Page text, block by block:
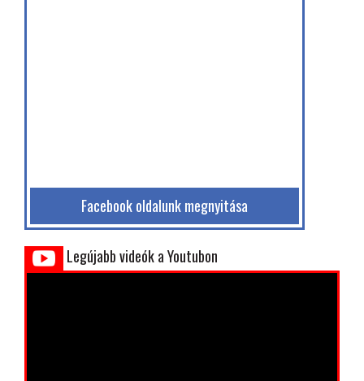
Facebook oldalunk megnyitása
Legújabb videók a Youtubon